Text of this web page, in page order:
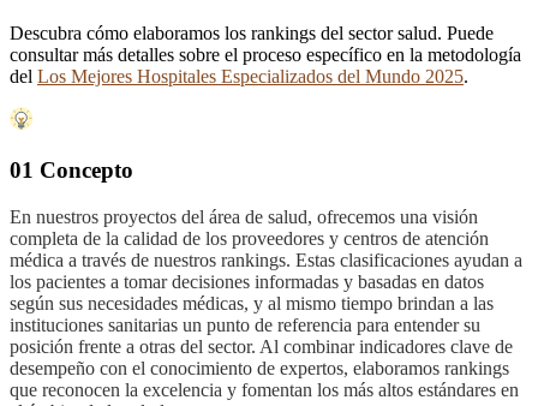
Descubra cómo elaboramos los rankings del sector salud. Puede
consultar más detalles sobre el proceso específico en la metodología
del Los Mejores Hospitales Especializados del Mundo 2025.
01 Concepto
En nuestros proyectos del área de salud, ofrecemos una visión
completa de la calidad de los proveedores y centros de atención
médica a través de nuestros rankings. Estas clasificaciones ayudan a
los pacientes a tomar decisiones informadas y basadas en datos
según sus necesidades médicas, y al mismo tiempo brindan a las
instituciones sanitarias un punto de referencia para entender su
posición frente a otras del sector. Al combinar indicadores clave de
desempeño con el conocimiento de expertos, elaboramos rankings
que reconocen la excelencia y fomentan los más altos estándares en